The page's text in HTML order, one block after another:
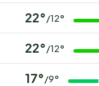
22° /12°
22° /12°
17° /9°